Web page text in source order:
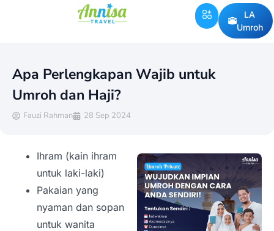
LA
Umroh
Apa Perlengkapan Wajib untuk
Umroh dan Haji?
Fauzi Rahman 28 Sep 2024
Ihram (kain ihram
untuk laki-laki)
Pakaian yang
nyaman dan sopan
untuk wanita